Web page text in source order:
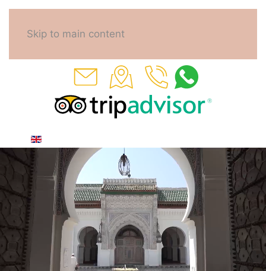
Skip to main content